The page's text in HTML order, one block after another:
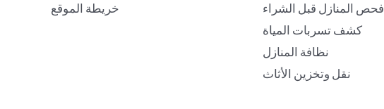
فحص المنازل قبل الشراء
كشف تسربات المياة
نظافة المنازل
نقل وتخزين الأثاث
خريطة الموقع